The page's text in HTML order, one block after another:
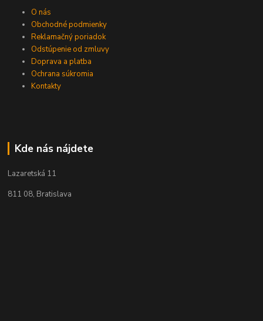
O nás
Obchodné podmienky
Reklamačný poriadok
Odstúpenie od zmluvy
Doprava a platba
Ochrana súkromia
Kontakty
Kde nás nájdete
Lazaretská 11
811 08, Bratislava